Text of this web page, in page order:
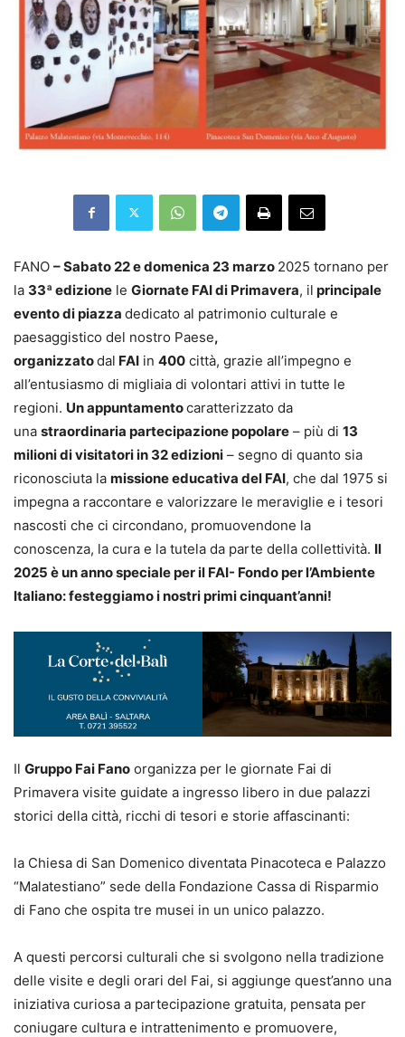
FANO – Sabato 22 e domenica 23 marzo 2025 tornano per
la 33ª edizione le Giornate FAI di Primavera, il principale
evento di piazza dedicato al patrimonio culturale e
paesaggistico del nostro Paese,
organizzatodal FAI in 400 città, grazie all’impegno e
all’entusiasmo di migliaia di volontari attivi in tutte le
regioni. Un appuntamentocaratterizzato da
una straordinaria partecipazione popolare – più di 13
milioni di visitatori in 32 edizioni – segno di quanto sia
riconosciuta la missione educativa del FAI, che dal 1975 si
impegna a raccontare e valorizzare le meraviglie e i tesori
nascosti che ci circondano, promuovendone la
conoscenza, la cura e la tutela da parte della collettività. Il
2025 è un anno speciale per il FAI- Fondo per l’Ambiente
Italiano: festeggiamo i nostri primi cinquant’anni!
Il Gruppo Fai Fano organizza per le giornate Fai di
Primavera visite guidate a ingresso libero in due palazzi
storici della città, ricchi di tesori e storie affascinanti:
la Chiesa di San Domenico diventata Pinacoteca e Palazzo
“Malatestiano” sede della Fondazione Cassa di Risparmio
di Fano che ospita tre musei in un unico palazzo.
A questi percorsi culturali che si svolgono nella tradizione
delle visite e degli orari del Fai, si aggiunge quest’anno una
iniziativa curiosa a partecipazione gratuita, pensata per
coniugare cultura e intrattenimento e promuovere,